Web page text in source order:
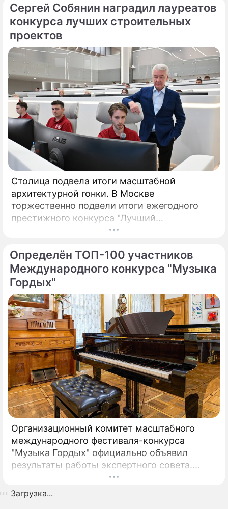
талантов.
Сергей Собянин наградил лауреатов
конкурса лучших строительных
проектов
Столица подвела итоги масштабной
архитектурной гонки. В Москве
торжественно подвели итоги ежегодного
престижного конкурса "Лучший
реализованный проект в области
Определён ТОП-100 участников
Международного конкурса "Музыка
Гордых"
Организационный комитет масштабного
международного фестиваля-конкурса
"Музыка Гордых" официально объявил
результаты работы экспертного совета.
После длительного и тщательного изучения
более чем двух тысяч заявок был
сформирован шорт-лист из 100 лучших
Загрузка...